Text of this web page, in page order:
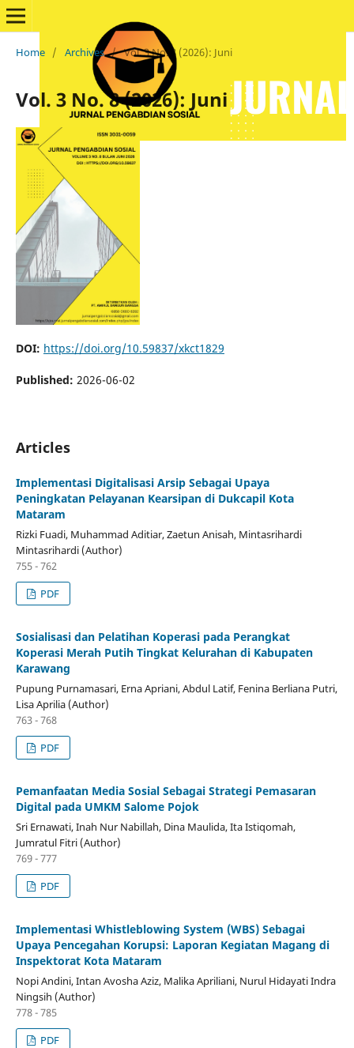
Home / Archives / Vol. 3 No. 8 (2026): Juni
Vol. 3 No. 8 (2026): Juni
DOI: https://doi.org/10.59837/xkct1829
Published: 2026-06-02
Articles
Implementasi Digitalisasi Arsip Sebagai Upaya
Peningkatan Pelayanan Kearsipan di Dukcapil Kota
Mataram
Rizki Fuadi, Muhammad Aditiar, Zaetun Anisah, Mintasrihardi
Mintasrihardi (Author)
755 - 762
PDF
Sosialisasi dan Pelatihan Koperasi pada Perangkat
Koperasi Merah Putih Tingkat Kelurahan di Kabupaten
Karawang
Pupung Purnamasari, Erna Apriani, Abdul Latif, Fenina Berliana Putri,
Lisa Aprilia (Author)
763 - 768
PDF
Pemanfaatan Media Sosial Sebagai Strategi Pemasaran
Digital pada UMKM Salome Pojok
Sri Ernawati, Inah Nur Nabillah, Dina Maulida, Ita Istiqomah,
Jumratul Fitri (Author)
769 - 777
PDF
Implementasi Whistleblowing System (WBS) Sebagai
Upaya Pencegahan Korupsi: Laporan Kegiatan Magang di
Inspektorat Kota Mataram
Nopi Andini, Intan Avosha Aziz, Malika Apriliani, Nurul Hidayati Indra
Ningsih (Author)
778 - 785
PDF